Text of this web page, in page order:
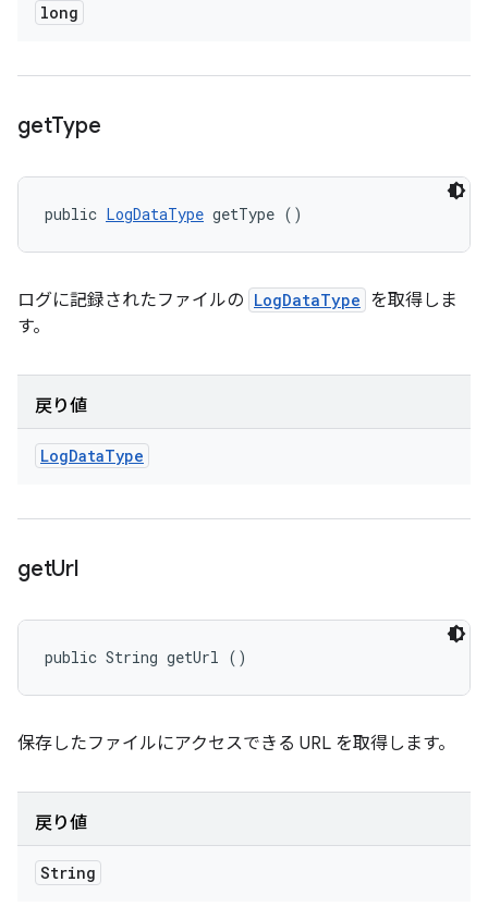
long
getType
public LogDataType getType ()
ログに記録されたファイルの LogDataType を取得しま
す。
戻り値
LogDataType
getUrl
public String getUrl ()
保存したファイルにアクセスできる URL を取得します。
戻り値
String